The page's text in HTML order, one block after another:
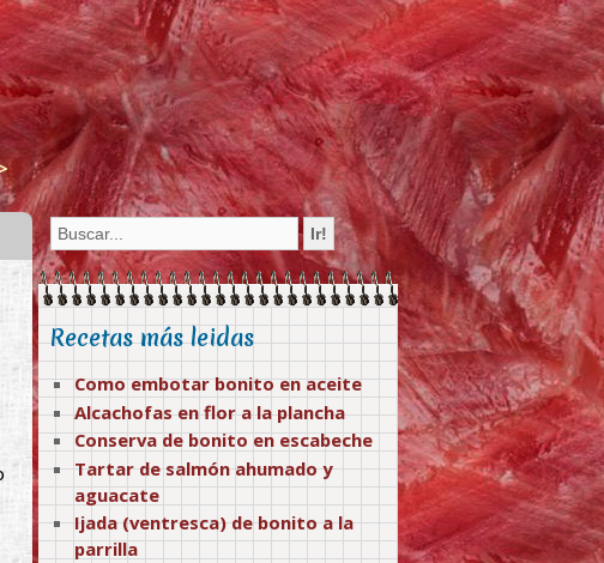
Recetas más leidas
Como embotar bonito en aceite
Alcachofas en flor a la plancha
Conserva de bonito en escabeche
Tartar de salmón ahumado y
aguacate
Ijada (ventresca) de bonito a la
parrilla